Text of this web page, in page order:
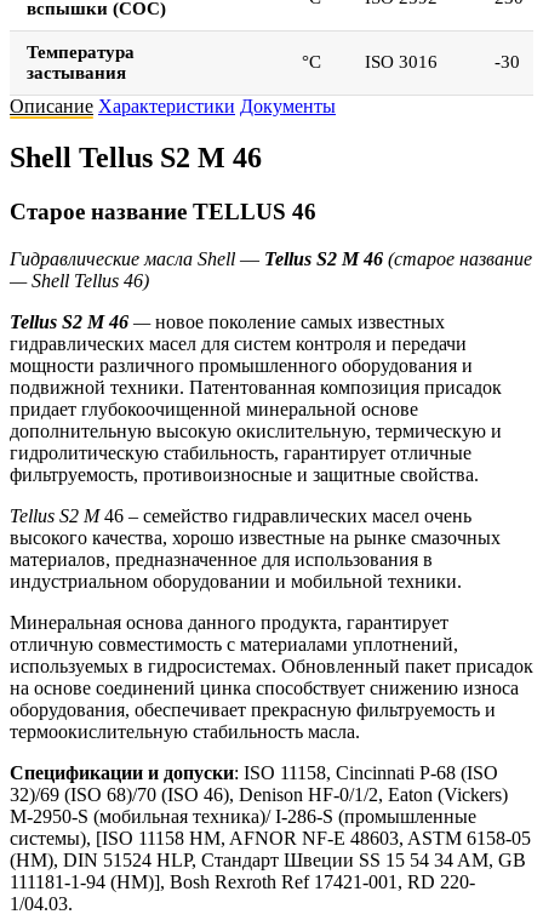
вспышки (СОС)
Температура
застывания
°C ISO 3016 -30
Описание Характеристики Документы
Shell Tellus S2 M 46
Старое название TELLUS 46
Гидравлические масла Shell — Tellus S2 M 46 (старое название
— Shell Tellus 46)
Tellus S2 M 46 —новое поколение самых известных
гидравлических масел для систем контроля и передачи
мощности различного промышленного оборудования и
подвижной техники. Патентованная композиция присадок
придает глубокоочищенной минеральной основе
дополнительную высокую окислительную, термическую и
гидролитическую стабильность, гарантирует отличные
фильтруемость, противоизносные и защитные свойства.
Tellus S2 M46 – семейство гидравлических масел очень
высокого качества, хорошо известные на рынке смазочных
материалов, предназначенное для использования в
индустриальном оборудовании и мобильной техники.
Минеральная основа данного продукта, гарантирует
отличную совместимость с материалами уплотнений,
используемых в гидросистемах. Обновленный пакет присадок
на основе соединений цинка способствует снижению износа
оборудования, обеспечивает прекрасную фильтруемость и
термоокислительную стабильность масла.
Спецификации и допуски: ISO 11158, Cincinnati P-68 (ISO
32)/69 (ISO 68)/70 (ISO 46), Denison HF-0/1/2, Eaton (Vickers)
M-2950-S (мобильная техника)/ I-286-S (промышленные
системы), [ISO 11158 HM, AFNOR NF-E 48603, ASTM 6158-05
(HM), DIN 51524 HLP, Стандарт Швеции SS 15 54 34 AM, GB
111181-1-94 (HM)], Bosh Rexroth Ref 17421-001, RD 220-
1/04.03.